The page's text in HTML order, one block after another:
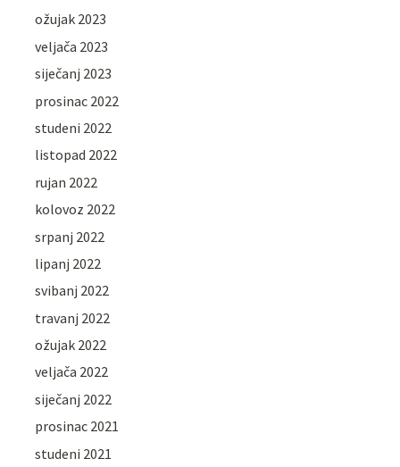
ožujak 2023
veljača 2023
siječanj 2023
prosinac 2022
studeni 2022
listopad 2022
rujan 2022
kolovoz 2022
srpanj 2022
lipanj 2022
svibanj 2022
travanj 2022
ožujak 2022
veljača 2022
siječanj 2022
prosinac 2021
studeni 2021